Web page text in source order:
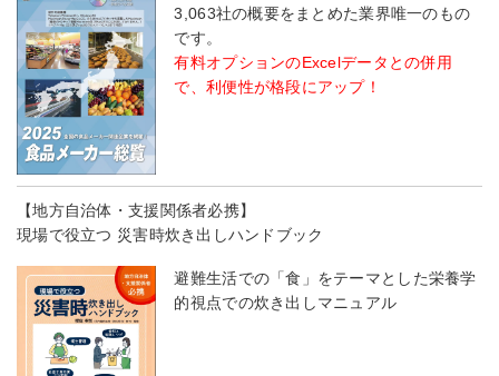
3,063社の概要をまとめた業界唯一のもの
です。
有料オプションのExcelデータとの併用
で、利便性が格段にアップ！
【地方自治体・支援関係者必携】
現場で役立つ 災害時炊き出しハンドブック
避難生活での「食」をテーマとした栄養学
的視点での炊き出しマニュアル